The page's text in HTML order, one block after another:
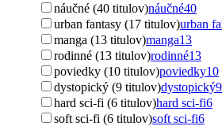
náučné (40 titulov)náučné40
urban fantasy (17 titulov)urban
manga (13 titulov)manga13
rodinné (13 titulov)rodinné13
poviedky (10 titulov)poviedky10
dystopický (9 titulov)dystopický9
hard sci-fi (6 titulov)hard sci-fi6
soft sci-fi (6 titulov)soft sci-fi6